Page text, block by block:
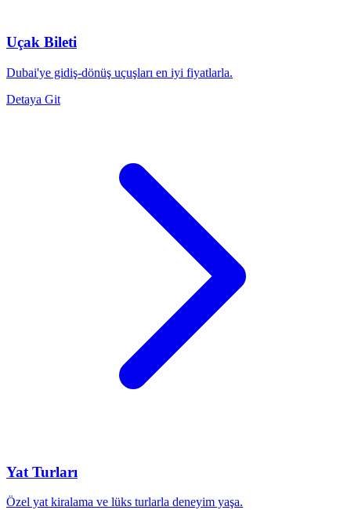
Uçak Bileti
Dubai'ye gidiş-dönüş uçuşları en iyi fiyatlarla.
Detaya Git
Yat Turları
Özel yat kiralama ve lüks turlarla deneyim yaşa.